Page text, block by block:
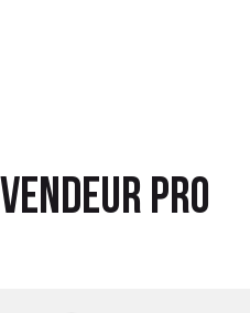
VENDEUR PRO